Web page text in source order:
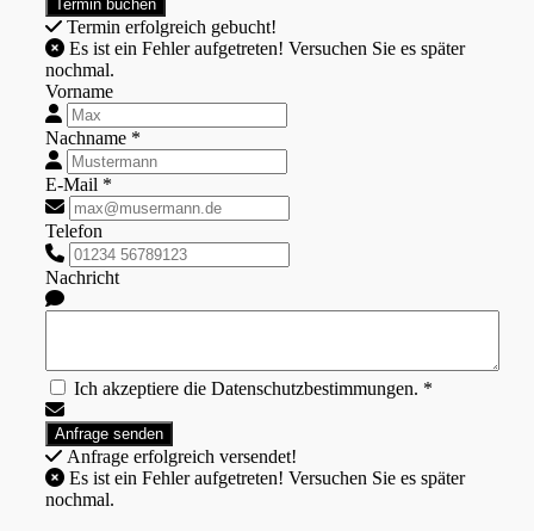
Termin erfolgreich gebucht!
nochmal.
Vorname
Nachname *
E-Mail *
Telefon
Nachricht
Ich akzeptiere die Datenschutzbestimmungen. *
Anfrage erfolgreich versendet!
nochmal.